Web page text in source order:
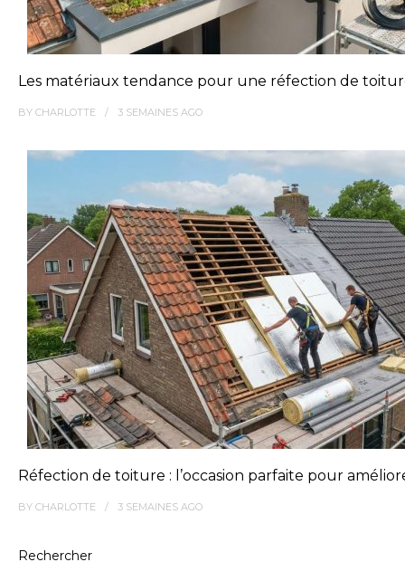
Les matériaux tendance pour une réfection de
BY CHARLOTTE 3 SEMAINES AGO
Réfection de toiture : l’occasion parfaite pour
BY CHARLOTTE 3 SEMAINES AGO
Rechercher